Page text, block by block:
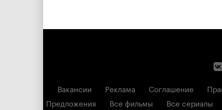
Вакансии Реклама Соглашение
Предложения
Все фильмы
Все сериалы